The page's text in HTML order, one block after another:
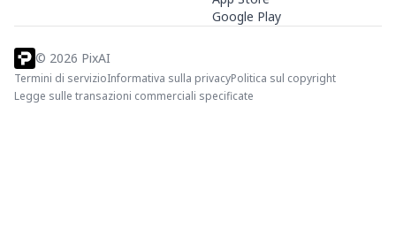
Google Play
© 2026 PixAI
Termini di servizioInformativa sulla privacyPolitica sul copyright
Legge sulle transazioni commerciali specificate